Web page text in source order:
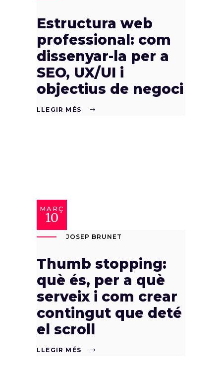
Estructura web
professional: com
dissenyar-la per a
SEO, UX/UI i
objectius de negoci
LLEGIR MÉS
MARÇ
10
JOSEP BRUNET
Thumb stopping:
què és, per a què
serveix i com crear
contingut que deté
el scroll
LLEGIR MÉS